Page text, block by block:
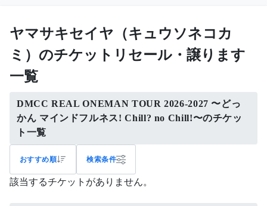
ヤマサキセイヤ（キュウソネコカ
ミ）のチケットリセール・譲ります
一覧
DMCC REAL ONEMAN TOUR 2026-2027 〜どっ
かん マインドフルネス! Chill? no Chill!〜のチケッ
ト一覧
おすすめ順 検索条件
該当するチケットがありません。